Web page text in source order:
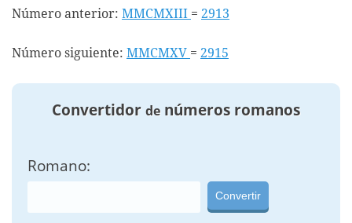
Número anterior: MMCMXIII = 2913
Número siguiente: MMCMXV = 2915
Convertidor de números romanos
Romano:
Convertir